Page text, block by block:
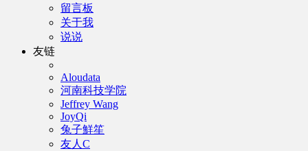
留言板
关于我
说说
友链
Aloudata
河南科技学院
Jeffrey Wang
JoyQi
兔子鮮笙
友人C